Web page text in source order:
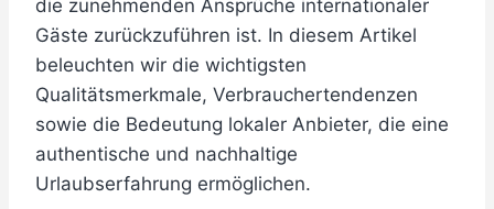
die zunehmenden Ansprüche internationaler
Gäste zurückzuführen ist. In diesem Artikel
beleuchten wir die wichtigsten
Qualitätsmerkmale, Verbrauchertendenzen
sowie die Bedeutung lokaler Anbieter, die eine
authentische und nachhaltige
Urlaubserfahrung ermöglichen.